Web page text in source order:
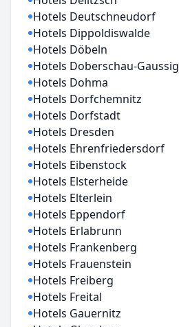
Hotels Deutschneudorf
Hotels Dippoldiswalde
Hotels Döbeln
Hotels Doberschau-Gaussig
Hotels Dohma
Hotels Dorfchemnitz
Hotels Dorfstadt
Hotels Dresden
Hotels Ehrenfriedersdorf
Hotels Eibenstock
Hotels Elsterheide
Hotels Elterlein
Hotels Eppendorf
Hotels Erlabrunn
Hotels Frankenberg
Hotels Frauenstein
Hotels Freiberg
Hotels Freital
Hotels Gauernitz